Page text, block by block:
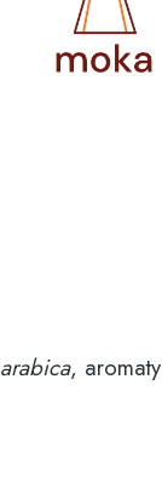
arabica, aromaty